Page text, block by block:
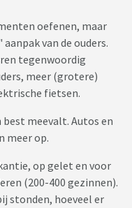
oefenen, maar
van de ouders.
tegenwoordig
meer (grotere)
fietsen.
meevalt. Autos en
meer op.
op gelet en voor
(200-400 gezinnen).
stonden, hoeveel er